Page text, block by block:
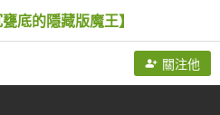
底的隱藏版魔王】
關注他